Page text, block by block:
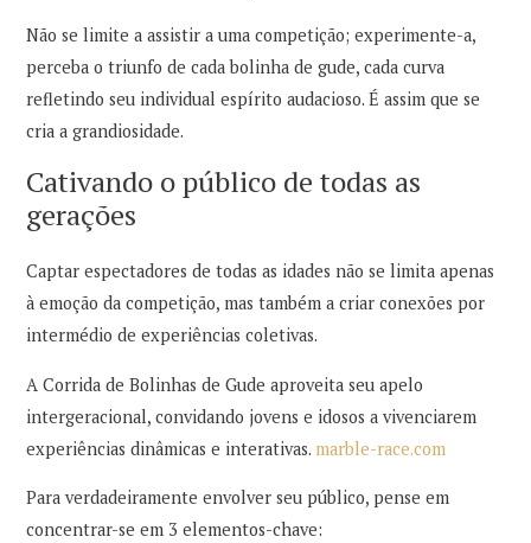
Não se limite a assistir a uma competição; experimente-a,
perceba o triunfo de cada bolinha de gude, cada curva
refletindo seu individual espírito audacioso. É assim que se
cria a grandiosidade.
Cativando o público de todas as
gerações
Captar espectadores de todas as idades não se limita apenas
à emoção da competição, mas também a criar conexões por
intermédio de experiências coletivas.
A Corrida de Bolinhas de Gude aproveita seu apelo
intergeracional, convidando jovens e idosos a vivenciarem
experiências dinâmicas e interativas. marble-race.com
Para verdadeiramente envolver seu público, pense em
concentrar-se em 3 elementos-chave: